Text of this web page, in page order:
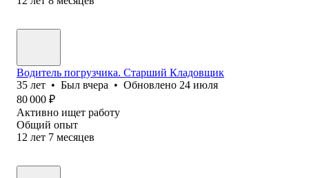
Водитель погрузчика. Старший Кладовщик
35 лет • Был вчера • Обновлено 24 июля
80 000 ₽
Активно ищет работу
Общий опыт
12 лет 7 месяцев